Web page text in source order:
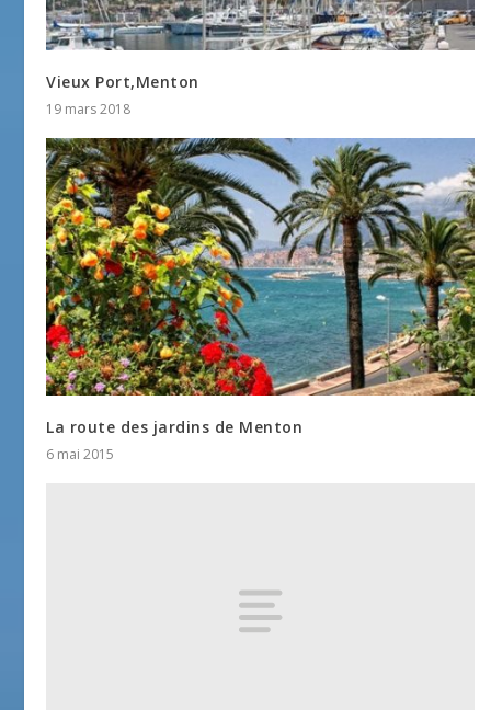
Vieux Port,Menton
19 mars 2018
La route des jardins de Menton
6 mai 2015